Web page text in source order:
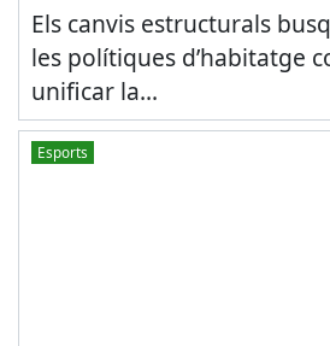
Els canvis estructurals
les polítiques d’habitatge
unificar la...
Esports